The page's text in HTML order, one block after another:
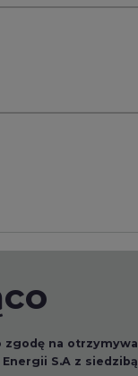
zgodę na
S.A z